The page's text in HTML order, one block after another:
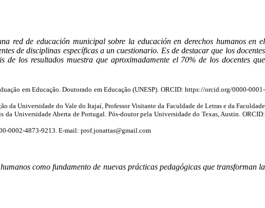
red de educación municipal sobre la educación en derechos humanos en el
de disciplinas específicas a un cuestionario. Es de destacar que los docentes
los resultados muestra que aproximadamente el 70% de los docentes que
em Educação. Doutorado em Educação (UNESP). ORCID: https://orcid.org/0000-0001-
da Universidade do Vale do Itajaí, Professor Visitante da Faculdade de Letras e da Faculdade
Universidade Aberta de Portugal. Pós-doutor pela Universidade do Texas, Austin. ORCID:
0002-4873-9213. E-mail: prof.jonattas@gmail.com
como fundamento de nuevas prácticas pedagógicas que transforman la